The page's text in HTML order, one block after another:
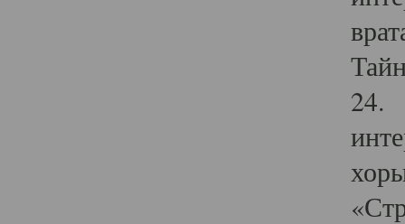
24.